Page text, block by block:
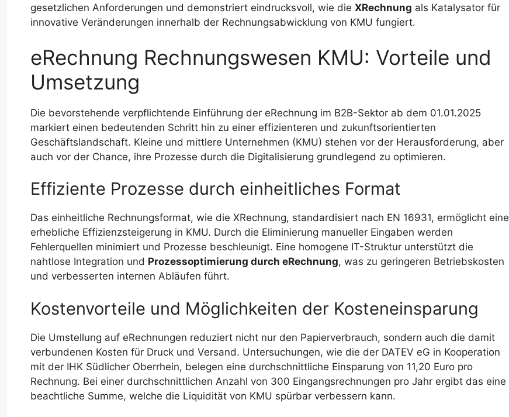
gesetzlichen Anforderungen und demonstriert eindrucksvoll, wie die XRechnung als Katalysator für
innovative Veränderungen innerhalb der Rechnungsabwicklung von KMU fungiert.
eRechnung Rechnungswesen KMU: Vorteile und
Umsetzung
Die bevorstehende verpflichtende Einführung der eRechnung im B2B-Sektor ab dem 01.01.2025
markiert einen bedeutenden Schritt hin zu einer effizienteren und zukunftsorientierten
Geschäftslandschaft. Kleine und mittlere Unternehmen (KMU) stehen vor der Herausforderung, aber
auch vor der Chance, ihre Prozesse durch die Digitalisierung grundlegend zu optimieren.
Effiziente Prozesse durch einheitliches Format
Das einheitliche Rechnungsformat, wie die XRechnung, standardisiert nach EN 16931, ermöglicht eine
erhebliche Effizienzsteigerung in KMU. Durch die Eliminierung manueller Eingaben werden
Fehlerquellen minimiert und Prozesse beschleunigt. Eine homogene IT-Struktur unterstützt die
nahtlose Integration und Prozessoptimierung durch eRechnung, was zu geringeren Betriebskosten
und verbesserten internen Abläufen führt.
Kostenvorteile und Möglichkeiten der Kosteneinsparung
Die Umstellung auf eRechnungen reduziert nicht nur den Papierverbrauch, sondern auch die damit
verbundenen Kosten für Druck und Versand. Untersuchungen, wie die der DATEV eG in Kooperation
mit der IHK Südlicher Oberrhein, belegen eine durchschnittliche Einsparung von 11,20 Euro pro
Rechnung. Bei einer durchschnittlichen Anzahl von 300 Eingangsrechnungen pro Jahr ergibt das eine
beachtliche Summe, welche die Liquidität von KMU spürbar verbessern kann.